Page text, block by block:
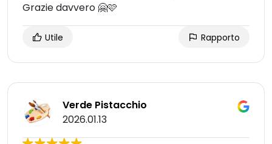
Grazie davvero 🤗🩷
Utile Rapporto
Verde Pistacchio
2026.01.13